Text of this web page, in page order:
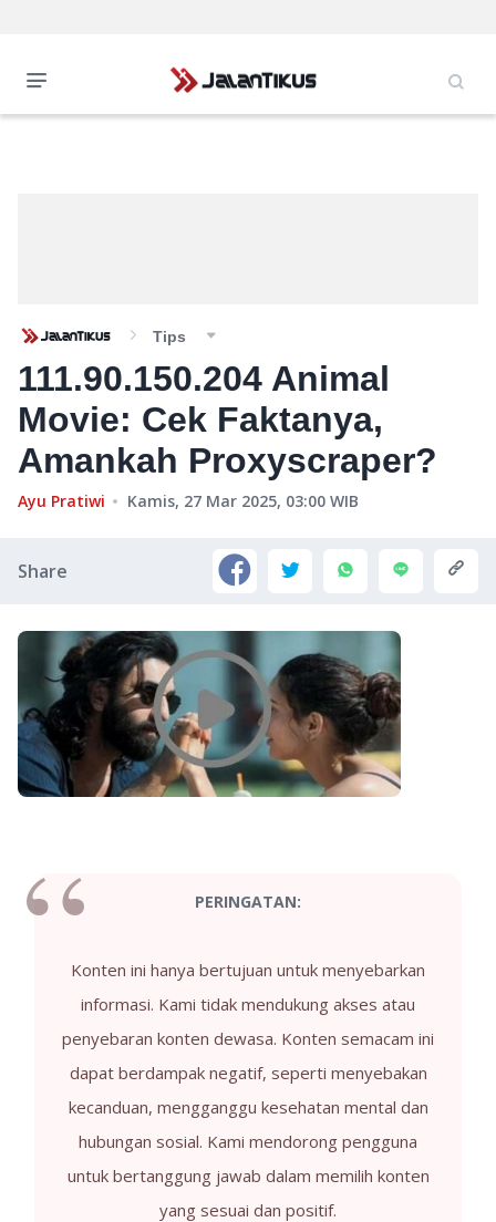
Tips
111.90.150.204 Animal
Movie: Cek Faktanya,
Amankah Proxyscraper?
Ayu Pratiwi Kamis, 27 Mar 2025, 03:00 WIB
Share
PERINGATAN:
Konten ini hanya bertujuan untuk menyebarkan
informasi. Kami tidak mendukung akses atau
penyebaran konten dewasa. Konten semacam ini
dapat berdampak negatif, seperti menyebakan
kecanduan, mengganggu kesehatan mental dan
hubungan sosial. Kami mendorong pengguna
untuk bertanggung jawab dalam memilih konten
yang sesuai dan positif.